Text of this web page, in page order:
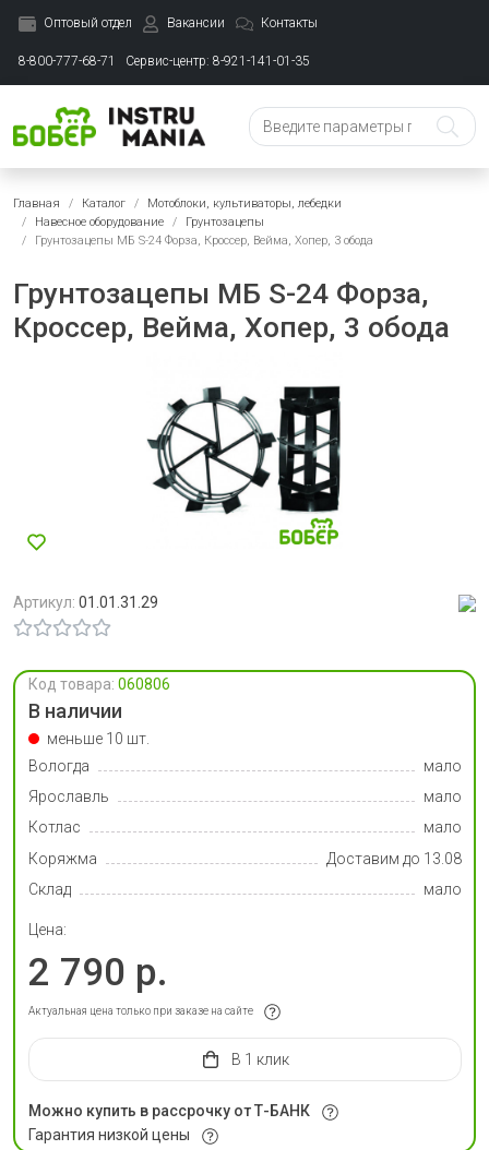
Оптовый отдел Вакансии Контакты
8-800-777-68-71 Сервис-центр: 8-921-141-01-35
Главная Каталог
Мотоблоки, культиваторы, лебедки
Навесное оборудование
Грунтозацепы
Грунтозацепы МБ S-24 Форза, Кроссер, Вейма, Хопер, 3 обода
Грунтозацепы МБ S-24 Форза,
Кроссер, Вейма, Хопер, 3 обода
Артикул: 01.01.31.29
Код товара: 060806
В наличии
меньше 10 шт.
Вологда
мало
Ярославль
мало
Котлас
мало
Коряжма
Доставим до 13.08
Склад
мало
Цена:
2 790 р.
Актуальная цена только при заказе на сайте
в 1 клик
Можно купить в рассрочку от Т-БАНК
Гарантия низкой цены